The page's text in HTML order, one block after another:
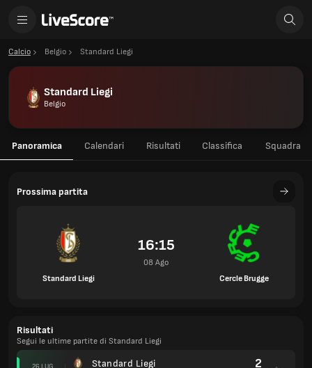
Calcio Belgio Standard Liegi
Standard Liegi
Belgio
Panoramica Calendari Risultati Classifica Squadra
Prossima partita
Standard Liegi
16:15
08 Ago
Cercle Brugge
Risultati
Segui le ultime partite di Standard Liegi
26 LUG
Standard Liegi
2